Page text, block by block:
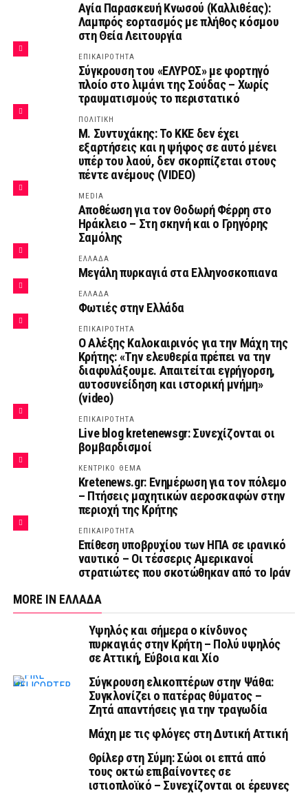
Αγία Παρασκευή Κνωσού (Καλλιθέας):
Λαμπρός εορτασμός με πλήθος κόσμου
στη Θεία Λειτουργία
ΕΠΙΚΑΙΡΟΤΗΤΑ
Σύγκρουση του «ΕΛΥΡΟΣ» με φορτηγό
πλοίο στο λιμάνι της Σούδας – Χωρίς
τραυματισμούς το περιστατικό
ΠΟΛΙΤΙΚΗ
Μ. Συντυχάκης: Το ΚΚΕ δεν έχει
εξαρτήσεις και η ψήφος σε αυτό μένει
υπέρ του λαού, δεν σκορπίζεται στους
πέντε ανέμους (VIDEO)
MEDIA
Αποθέωση για τον Θοδωρή Φέρρη στο
Ηράκλειο – Στη σκηνή και ο Γρηγόρης
Σαμόλης
ΕΛΛΑΔΑ
Μεγάλη πυρκαγιά στα Ελληνοσκοπιανα
ΕΛΛΑΔΑ
Φωτιές στην Ελλάδα
ΕΠΙΚΑΙΡΟΤΗΤΑ
Ο Αλέξης Καλοκαιρινός για την Μάχη της
Κρήτης: «Την ελευθερία πρέπει να την
διαφυλάξουμε. Απαιτείται εγρήγορση,
αυτοσυνείδηση και ιστορική μνήμη»
(video)
ΕΠΙΚΑΙΡΟΤΗΤΑ
Live blog kretenewsgr: Συνεχίζονται οι
βομβαρδισμοί
ΚΕΝΤΡΙΚΟ ΘΕΜΑ
Kretenews.gr: Ενημέρωση για τον πόλεμο
– Πτήσεις μαχητικών αεροσκαφών στην
περιοχή της Κρήτης
ΕΠΙΚΑΙΡΟΤΗΤΑ
Επίθεση υποβρυχίου των ΗΠΑ σε ιρανικό
ναυτικό – Οι τέσσερις Αμερικανοί
στρατιώτες που σκοτώθηκαν από το Ιράν
MORE IN ΕΛΛΑΔΑ
Υψηλός και σήμερα ο κίνδυνος
πυρκαγιάς στην Κρήτη – Πολύ υψηλός
σε Αττική, Εύβοια και Χίο
Σύγκρουση ελικοπτέρων στην Ψάθα:
Συγκλονίζει ο πατέρας θύματος –
Ζητά απαντήσεις για την τραγωδία
Μάχη με τις φλόγες στη Δυτική Αττική
Θρίλερ στη Σύμη: Σώοι οι επτά από
τους οκτώ επιβαίνοντες σε
ιστιοπλοϊκό – Συνεχίζονται οι έρευνες